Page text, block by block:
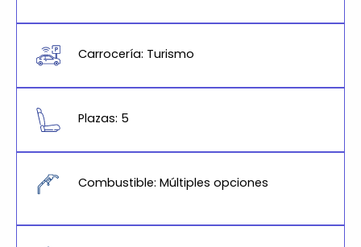
Carrocería: Turismo
Plazas: 5
Combustible: Múltiples opciones